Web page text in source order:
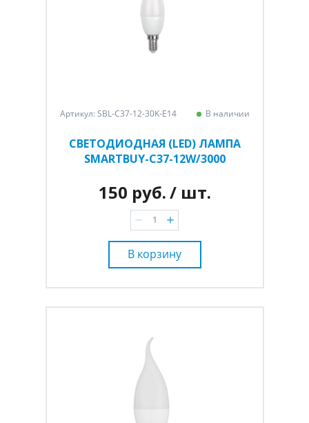
Артикул: SBL-C37-12-30K-E14 В наличии
СВЕТОДИОДНАЯ (LED) ЛАМПА
SMARTBUY-C37-12W/3000
150 руб./ шт.
В корзину